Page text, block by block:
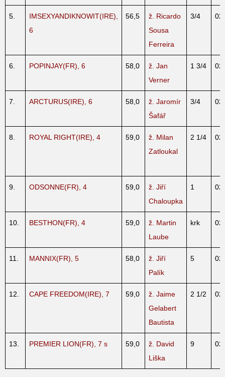
5.
IMSEXYANDIKNOWIT(IRE),
6
56,5
ž. Ricardo
Sousa
Ferreira
3/4
6. POPINJAY(FR), 6 58,0
ž. Jan
Verner
1 3/4
7. ARCTURUS(IRE), 6 58,0
ž. Jaromír
Šafář
3/4
8. ROYAL RIGHT(IRE), 4 59,0
ž. Milan
Zatloukal
2 1/4
9. ODSONNE(FR), 4 59,0
ž. Jiří
Chaloupka
1
10. BESTHON(FR), 4 59,0
ž. Martin
Laube
krk
11. MANNIX(FR), 5 58,0
ž. Jiří
Palík
5
12. CAPE FREEDOM(IRE), 7 59,0
ž. Jaime
Gelabert
Bautista
2 1/2
13. PREMIER LION(FR), 7 s 59,0
ž. David
Liška
9